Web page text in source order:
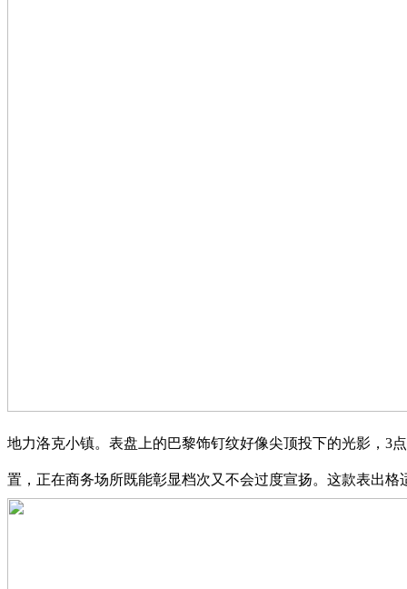
地力洛克小镇。表盘上的巴黎饰钉纹好像尖顶投下的光影，3
置，正在商务场所既能彰显档次又不会过度宣扬。这款表出